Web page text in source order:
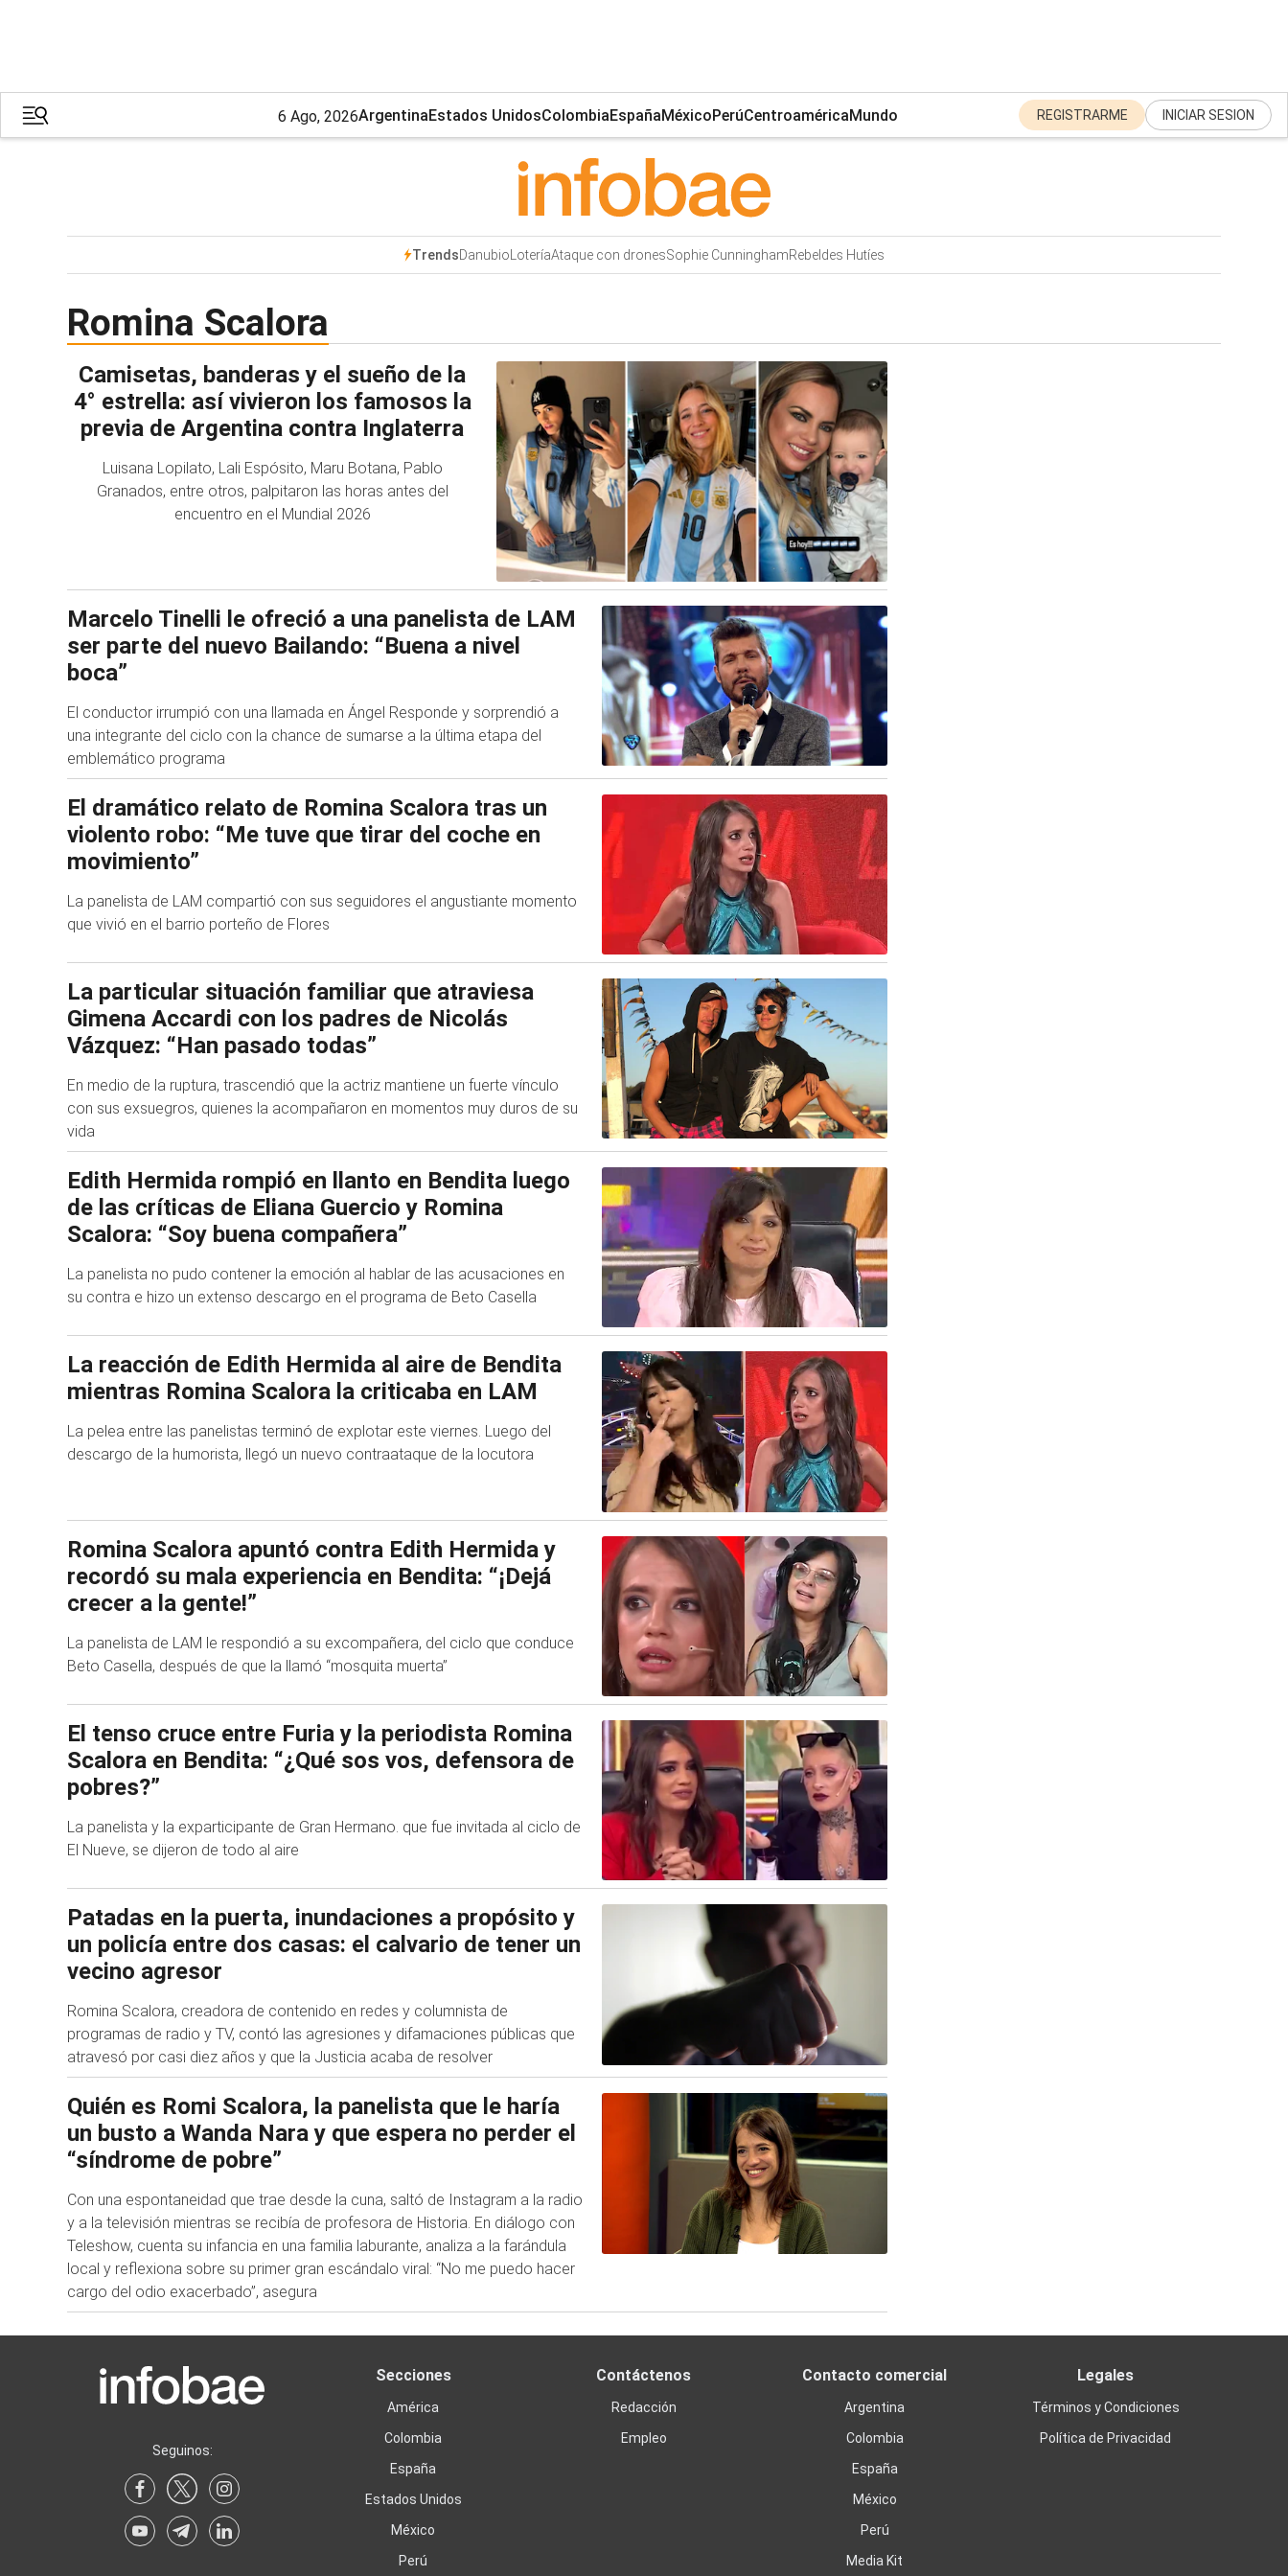
6 Ago, 2026ArgentinaEstados UnidosColombiaEspañaMéxicoPerúCentroaméricaMundo REGISTRARME INICIAR SESION
TrendsDanubioLoteríaAtaque con dronesSophie CunninghamRebeldes Hutíes
Romina Scalora
Camisetas, banderas y el sueño de la
4° estrella: así vivieron los famosos la
previa de Argentina contra Inglaterra
Luisana Lopilato, Lali Espósito, Maru Botana, Pablo
Granados, entre otros, palpitaron las horas antes del
encuentro en el Mundial 2026
Marcelo Tinelli le ofreció a una panelista de LAM
ser parte del nuevo Bailando: “Buena a nivel
boca”
El conductor irrumpió con una llamada en Ángel Responde y sorprendió a
una integrante del ciclo con la chance de sumarse a la última etapa del
emblemático programa
El dramático relato de Romina Scalora tras un
violento robo: “Me tuve que tirar del coche en
movimiento”
La panelista de LAM compartió con sus seguidores el angustiante momento
que vivió en el barrio porteño de Flores
La particular situación familiar que atraviesa
Gimena Accardi con los padres de Nicolás
Vázquez: “Han pasado todas”
En medio de la ruptura, trascendió que la actriz mantiene un fuerte vínculo
con sus exsuegros, quienes la acompañaron en momentos muy duros de su
vida
Edith Hermida rompió en llanto en Bendita luego
de las críticas de Eliana Guercio y Romina
Scalora: “Soy buena compañera”
La panelista no pudo contener la emoción al hablar de las acusaciones en
su contra e hizo un extenso descargo en el programa de Beto Casella
La reacción de Edith Hermida al aire de Bendita
mientras Romina Scalora la criticaba en LAM
La pelea entre las panelistas terminó de explotar este viernes. Luego del
descargo de la humorista, llegó un nuevo contraataque de la locutora
Romina Scalora apuntó contra Edith Hermida y
recordó su mala experiencia en Bendita: “¡Dejá
crecer a la gente!”
La panelista de LAM le respondió a su excompañera, del ciclo que conduce
Beto Casella, después de que la llamó “mosquita muerta”
El tenso cruce entre Furia y la periodista Romina
Scalora en Bendita: “¿Qué sos vos, defensora de
pobres?”
La panelista y la exparticipante de Gran Hermano. que fue invitada al ciclo de
El Nueve, se dijeron de todo al aire
Patadas en la puerta, inundaciones a propósito y
un policía entre dos casas: el calvario de tener un
vecino agresor
Romina Scalora, creadora de contenido en redes y columnista de
programas de radio y TV, contó las agresiones y difamaciones públicas que
atravesó por casi diez años y que la Justicia acaba de resolver
Quién es Romi Scalora, la panelista que le haría
un busto a Wanda Nara y que espera no perder el
“síndrome de pobre”
Con una espontaneidad que trae desde la cuna, saltó de Instagram a la radio
y a la televisión mientras se recibía de profesora de Historia. En diálogo con
Teleshow, cuenta su infancia en una familia laburante, analiza a la farándula
local y reflexiona sobre su primer gran escándalo viral: “No me puedo hacer
cargo del odio exacerbado”, asegura
Seguinos:
Secciones
América
Colombia
España
Estados Unidos
México
Perú
Contáctenos
Redacción
Empleo
Contacto comercial
Argentina
Colombia
España
México
Perú
Media Kit
Legales
Términos y Condiciones
Política de Privacidad